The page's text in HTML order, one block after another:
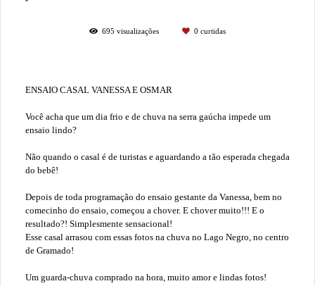
695 visualizações 0 curtidas
ENSAIO CASAL VANESSA E OSMAR
Você acha que um dia frio e de chuva na serra gaúcha impede um
ensaio lindo?
Não quando o casal é de turistas e aguardando a tão esperada chegada
do bebê!
Depois de toda programação do ensaio gestante da Vanessa, bem no
comecinho do ensaio, começou a chover. E chover muito!!! E o
resultado?! Simplesmente sensacional!
Esse casal arrasou com essas fotos na chuva no Lago Negro, no centro
de Gramado!
Um guarda-chuva comprado na hora, muito amor e lindas fotos!